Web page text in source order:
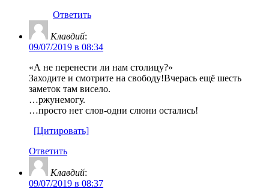
Ответить
Клавдий:
09/07/2019 в 08:34
«А не перенести ли нам столицу?»
Заходите и смотрите на свободу!Вчерась ещё шесть
заметок там висело.
…ржунемогу.
…просто нет слов-одни слюни остались!
[Цитировать]
Ответить
Клавдий:
09/07/2019 в 08:37